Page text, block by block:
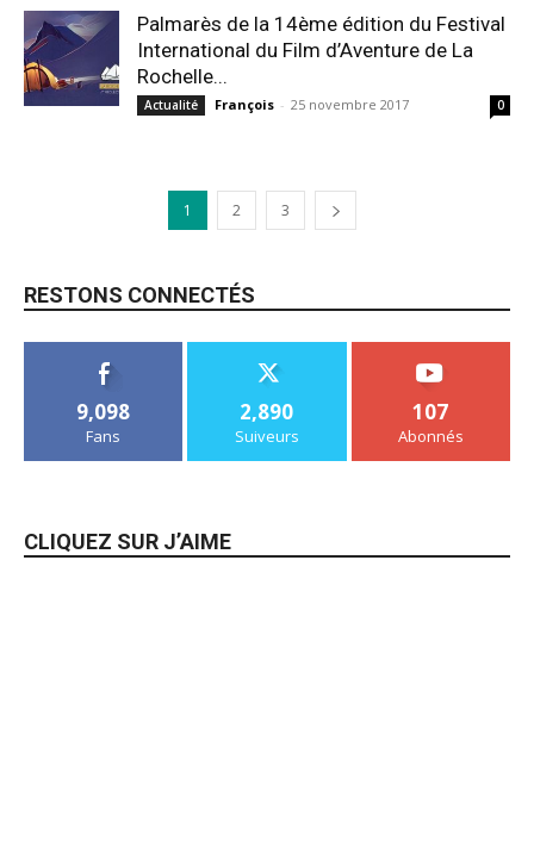
Palmarès de la 14ème édition du Festival
International du Film d’Aventure de La
Rochelle...
Actualité François - 25 novembre 2017 0
1 2 3
RESTONS CONNECTÉS
9,098
Fans
2,890
Suiveurs
107
Abonnés
CLIQUEZ SUR J’AIME